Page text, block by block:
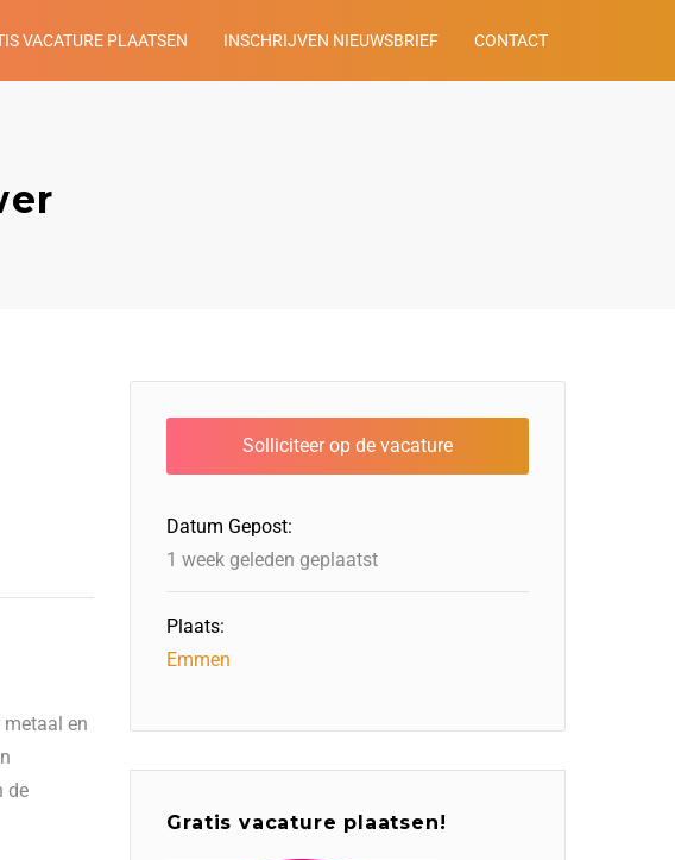
VACATURE PLAATSEN INSCHRIJVEN NIEUWSBRIEF CONTACT
en
de
Datum Gepost:
1 week geleden geplaatst
Plaats:
Emmen
Gratis vacature plaatsen!